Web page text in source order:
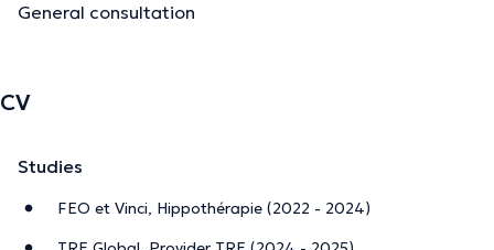
Pour me contacter veuillez m’appeler ou m’envoyer un
The description was edited by the doctoranytime team, based on verified
General consultation
CV
Studies
FEO et Vinci, Hippothérapie (2022 - 2024)